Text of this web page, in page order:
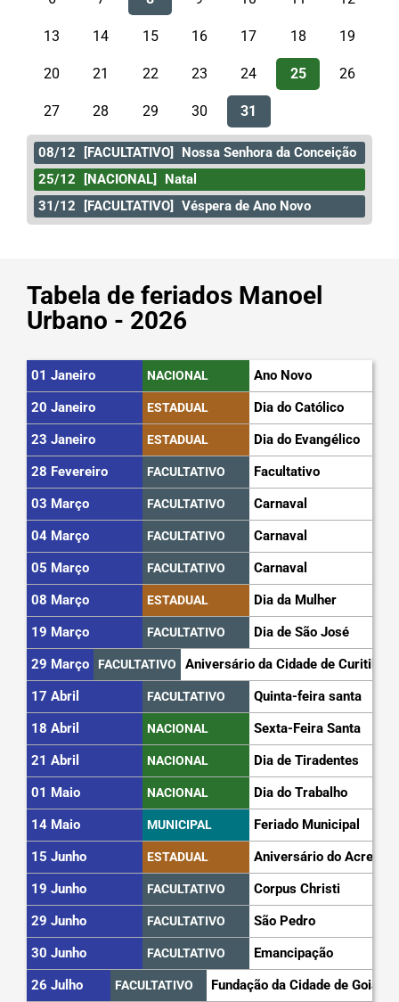
13 14 15 16 17 18 19
20 21 22 23 24 25 26
27 28 29 30 31
08/12 [FACULTATIVO]
Nossa Senhora da Conceição
25/12
[NACIONAL]
Natal
31/12
[FACULTATIVO] Véspera de Ano Novo
Tabela de feriados Manoel
Urbano - 2026
01 Janeiro NACIONAL
Ano Novo
20 Janeiro
ESTADUAL
Dia do Católico
23 Janeiro
ESTADUAL
Dia do Evangélico
28 Fevereiro
FACULTATIVO
Facultativo
03 Março
FACULTATIVO
Carnaval
04 Março
FACULTATIVO
Carnaval
05 Março
FACULTATIVO
Carnaval
08 Março
ESTADUAL
Dia da Mulher
19 Março
FACULTATIVO
Dia de São José
29 Março
FACULTATIVO
Aniversário da Cidade de Curitiba
17 Abril
FACULTATIVO
Quinta-feira santa
18 Abril
NACIONAL
Sexta-Feira Santa
21 Abril
NACIONAL
Dia de Tiradentes
01 Maio
NACIONAL
Dia do Trabalho
14 Maio
MUNICIPAL
Feriado Municipal
15 Junho
ESTADUAL
Aniversário do Acre
19 Junho
FACULTATIVO
Corpus Christi
29 Junho
FACULTATIVO
São Pedro
30 Junho
FACULTATIVO
Emancipação
26 Julho
FACULTATIVO
Fundação da Cidade de Goiás